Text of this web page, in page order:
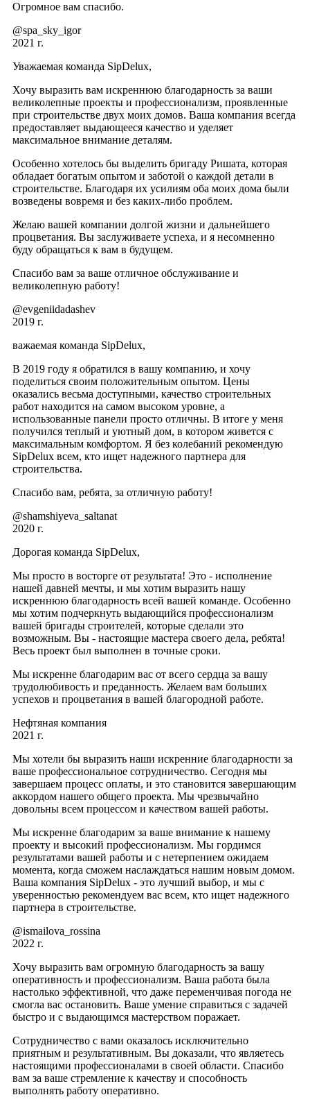
Огромное вам спасибо.
@spa_sky_igor
2021 г.
Уважаемая команда SipDelux,
Хочу выразить вам искреннюю благодарность за ваши
великолепные проекты и профессионализм, проявленные
при строительстве двух моих домов. Ваша компания всегда
предоставляет выдающееся качество и уделяет
максимальное внимание деталям.
Особенно хотелось бы выделить бригаду Ришата, которая
обладает богатым опытом и заботой о каждой детали в
строительстве. Благодаря их усилиям оба моих дома были
возведены вовремя и без каких-либо проблем.
Желаю вашей компании долгой жизни и дальнейшего
процветания. Вы заслуживаете успеха, и я несомненно
буду обращаться к вам в будущем.
Спасибо вам за ваше отличное обслуживание и
великолепную работу!
@evgeniidadashev
2019 г.
важаемая команда SipDelux,
В 2019 году я обратился в вашу компанию, и хочу
поделиться своим положительным опытом. Цены
оказались весьма доступными, качество строительных
работ находится на самом высоком уровне, а
использованные панели просто отличны. В итоге у меня
получился теплый и уютный дом, в котором живется с
максимальным комфортом. Я без колебаний рекомендую
SipDelux всем, кто ищет надежного партнера для
строительства.
Спасибо вам, ребята, за отличную работу!
@shamshiyeva_saltanat
2020 г.
Дорогая команда SipDelux,
Мы просто в восторге от результата! Это - исполнение
нашей давней мечты, и мы хотим выразить нашу
искреннюю благодарность всей вашей команде. Особенно
мы хотим подчеркнуть выдающийся профессионализм
вашей бригады строителей, которые сделали это
возможным. Вы - настоящие мастера своего дела, ребята!
Весь проект был выполнен в точные сроки.
Мы искренне благодарим вас от всего сердца за вашу
трудолюбивость и преданность. Желаем вам больших
успехов и процветания в вашей благородной работе.
Нефтяная компания
2021 г.
Мы хотели бы выразить наши искренние благодарности за
ваше профессиональное сотрудничество. Сегодня мы
завершаем процесс оплаты, и это становится завершающим
аккордом нашего общего проекта. Мы чрезвычайно
довольны всем процессом и качеством вашей работы.
Мы искренне благодарим за ваше внимание к нашему
проекту и высокий профессионализм. Мы гордимся
результатами вашей работы и с нетерпением ожидаем
момента, когда сможем наслаждаться нашим новым домом.
Ваша компания SipDelux - это лучший выбор, и мы с
уверенностью рекомендуем вас всем, кто ищет надежного
партнера в строительстве.
@ismailova_rossina
2022 г.
Хочу выразить вам огромную благодарность за вашу
оперативность и профессионализм. Ваша работа была
настолько эффективной, что даже переменчивая погода не
смогла вас остановить. Ваше умение справиться с задачей
быстро и с выдающимся мастерством поражает.
Сотрудничество с вами оказалось исключительно
приятным и результативным. Вы доказали, что являетесь
настоящими профессионалами в своей области. Спасибо
вам за ваше стремление к качеству и способность
выполнять работу оперативно.